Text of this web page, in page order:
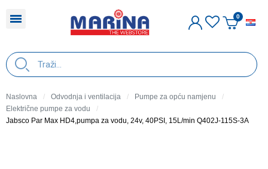
Naslovna Odvodnja i ventilacija
Pumpe za opću namjenu
Električne pumpe za vodu
Jabsco Par Max HD4,pumpa za vodu, 24v, 40PSI, 15L/min Q402J-115S-3A